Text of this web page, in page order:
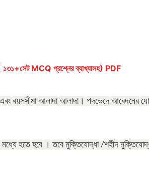
MCQ প্রশ্নের ব্যাখ্যাসহ) PDF
এবং বয়সসীমা আলাদা আলাদা। পদভেদে আবেদনের
মধ্যে হতে হবে । তবে মুক্তিযোদ্ধা/শহীদ